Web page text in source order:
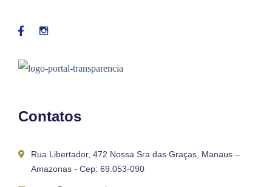
Contatos
Rua Libertador, 472 Nossa Sra das Graças, Manaus –
Amazonas - Cep: 69.053-090